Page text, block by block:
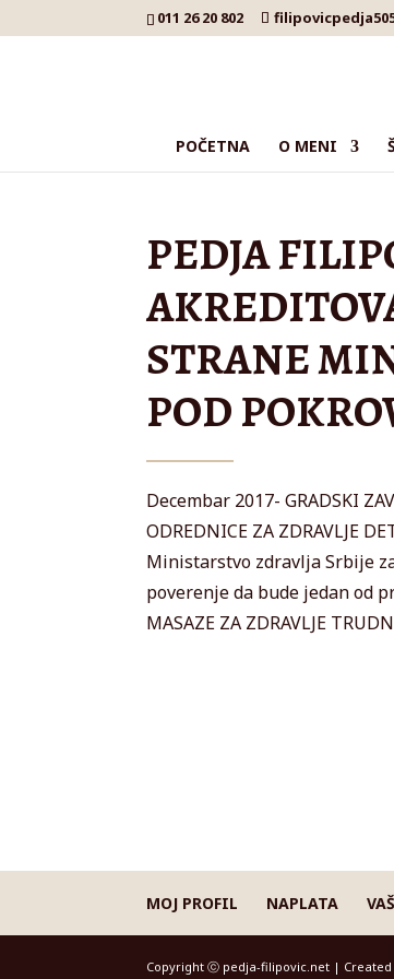
011 26 20 802
POČETNA O MENI
PEDJA
STRANE
POD
Decembar 2017- GRADSKI
ODREDNICE ZA ZDRAVLJE
Ministarstvo zdravlja Srbije
poverenje da bude jedan od
MASAZE ZA ZDRAVLJE
MOJ PROFIL NAPLATA
Copyright ⓒ pedja-filipovic.net | Created